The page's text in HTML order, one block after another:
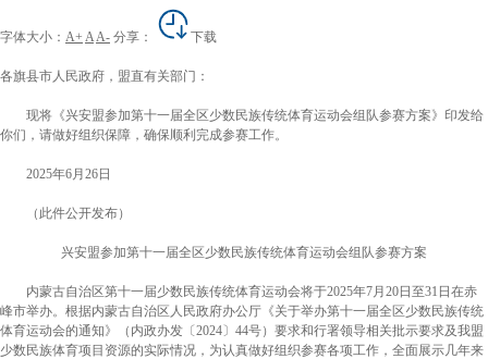
字体大小： A+ AA- 分享： 下载
各旗县市人民政府，盟直有关部门：
现将《兴安盟参加第十一届全区少数民族传统体育运动会组队参赛方案》印发给
你们，请做好组织保障，确保顺利完成参赛工作。
2025年6月26日
（此件公开发布）
兴安盟参加第十一届全区少数民族传统体育运动会组队参赛方案
内蒙古自治区第十一届少数民族传统体育运动会将于2025年7月20日至31日在赤
峰市举办。根据内蒙古自治区人民政府办公厅《关于举办第十一届全区少数民族传统
体育运动会的通知》
（ 内政办发〔2024〕44号） 要求和行署领导相关批示要求及我盟
少数民族体育项目资源的实际情况，为认真做好组织参赛各项工作，全面展示几年来